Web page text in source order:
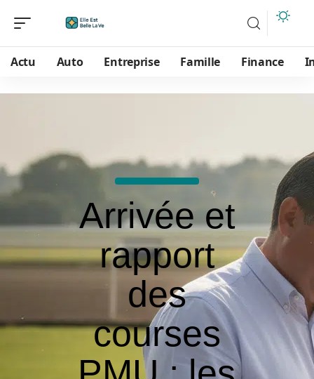
Actu Auto Entreprise Famille Finance
Arrivée et
rapport
des
courses